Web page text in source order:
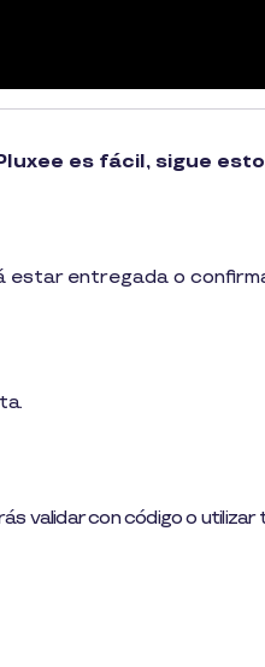
es fácil, sigue
entregada o
validar con código o utilizar